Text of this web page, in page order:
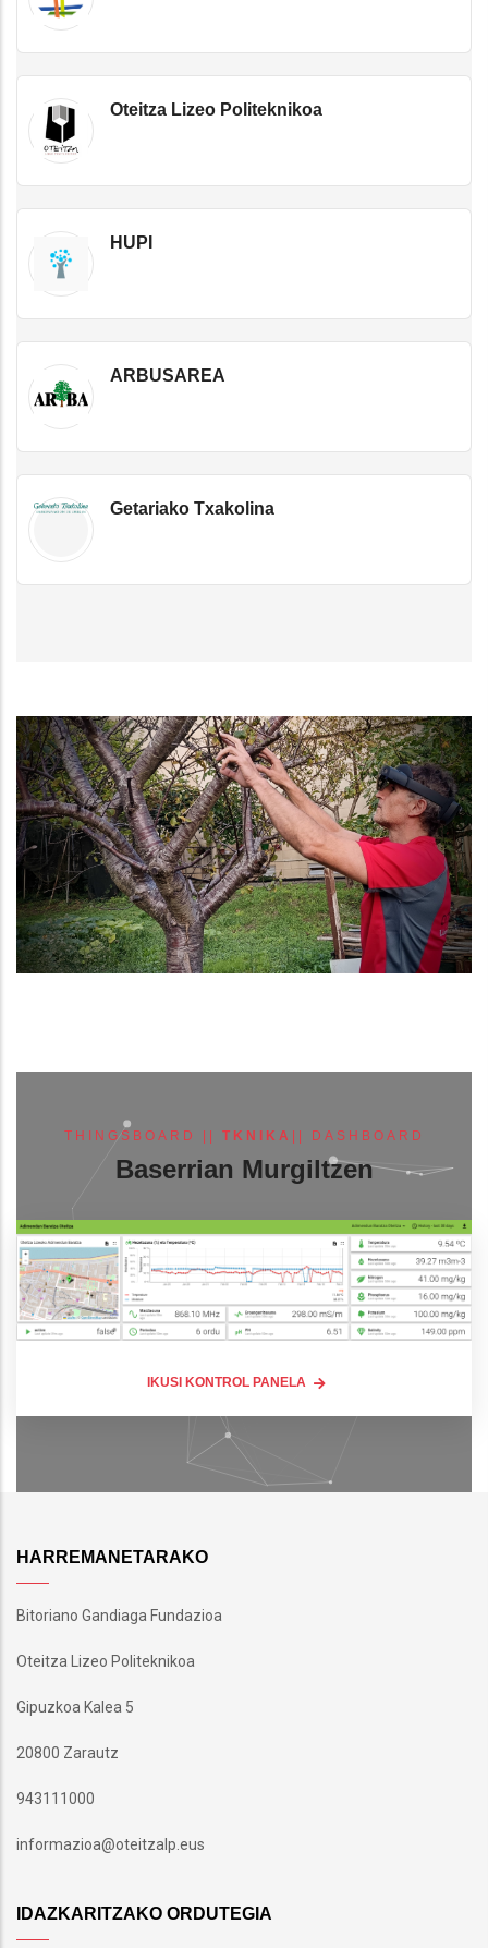
Oteitza Lizeo Politeknikoa
HUPI
ARBUSAREA
Getariako Txakolina
THINGSBOARD || TKNIKA || DASHBOARD
Baserrian Murgiltzen
IKUSI KONTROL PANELA
HARREMANETARAKO
Bitoriano Gandiaga Fundazioa
Oteitza Lizeo Politeknikoa
Gipuzkoa Kalea 5
20800 Zarautz
943111000
informazioa@oteitzalp.eus
IDAZKARITZAKO ORDUTEGIA